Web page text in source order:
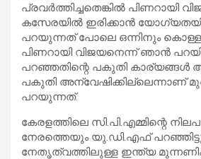
പ്രവര്‍ത്തിച്ചതെങ്കില്‍ പിണറായി
കസേരയില്‍ ഇരിക്കാന്‍
പറയുന്നത് പോലെ ഒന്നിനും
പിണറായി വിജയനെന്ന് ഞാന്‍
പറഞ്ഞതിന്റെ പകുതി കാര്യങ്ങള്‍
പകുതി അന്വേഷിക്കില്ലെന്നാണ്
പറയുന്നത്.
കേരളത്തിലെ സി.പി.എമ്മിന്റെ
നേരത്തെയും യു.ഡി.എഫ്
നേതൃത്വത്തിലുള്ള ഇന്ത്യ